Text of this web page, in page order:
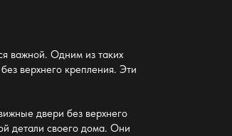
важной. Одним из таких
верхнего крепления. Эти
двери без верхнего
детали своего дома. Они